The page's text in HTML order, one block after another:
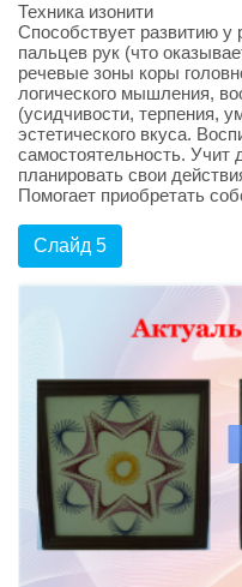
Техника изонити
Способствует развитию у
пальцев рук (что
речевые зоны коры
логического мышления,
(усидчивости, терпения,
эстетического вкуса.
самостоятельность. Учит
планировать свои
Помогает приобретать
Слайд 5